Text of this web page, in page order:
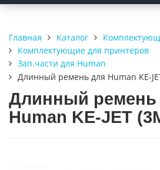
Главная Каталог
Комплектующие для принтеров
Зап.части для Human
Длинный ремень для Human KE-
Длинный ремень
Human KE-JET